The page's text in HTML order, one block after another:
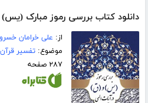
دانلود کتاب بررسی رموز مبارک
از: علی خرامان
موضوع:تفسیر قرآن
۲۸۷ صفحه